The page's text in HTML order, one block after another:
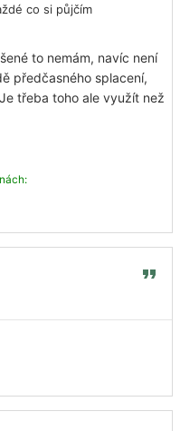
co si půjčím
to nemám, navíc není
předčasného splacení,
třeba toho ale využít než